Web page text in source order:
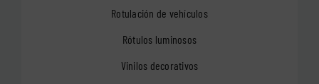
Rotulación de vehículos
Rótulos luminosos
Vinilos decorativos